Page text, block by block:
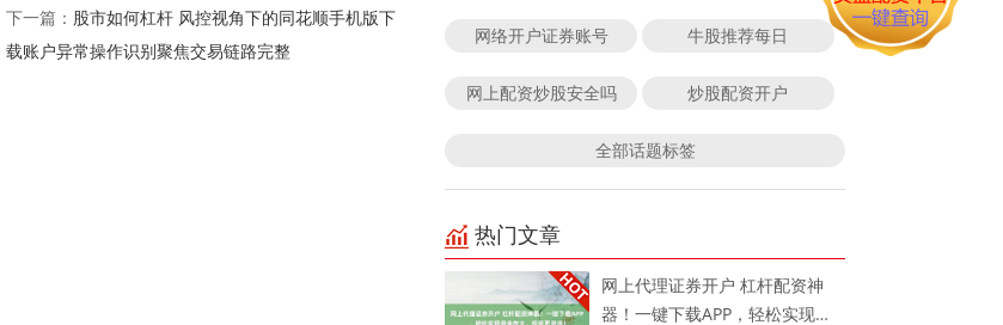
下一篇： 股市如何杠杆 风控视角下的同花顺手机版下
载账户异常操作识别聚焦交易链路完整
网络开户证券账号 牛股推荐每日
网上配资炒股安全吗 炒股配资开户
全部话题标签
热门文章
网上代理证券开户 杠杆配资神
器！一键下载APP，轻松实现资